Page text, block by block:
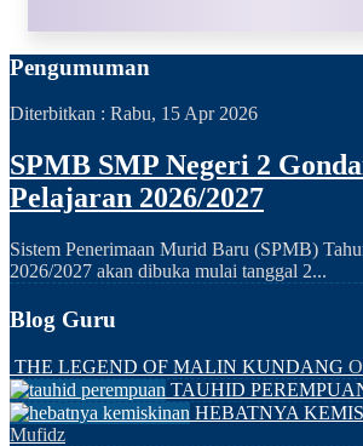
Pengumuman
Diterbitkan : Rabu, 15 Apr 2026
SPMB SMP Negeri 2
Pelajaran 2026/2027
Sistem Penerimaan Murid Baru (SPMB)
2026/2027 akan dibuka mulai tanggal 2...
Blog Guru
THE LEGEND OF MALIN KUNDANG
TAUHID
HEBATNYA
Mufidz